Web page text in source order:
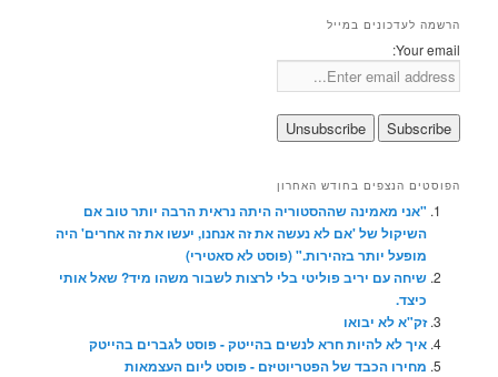
הרשמה לעדכונים במייל
Your email:
הפוסטים הנצפים בחודש האחרון
"אני מאמינה שההסטוריה היתה נראית הרבה יותר טוב אם
השיקול של 'אם לא נעשה את זה אנחנו, יעשו את זה אחרים' היה
מופעל יותר בזהירות." (פוסט לא סאטירי)
שיחה עם יריב פוליטי בלי לרצות לשבור משהו מיד? שאל אותי
כיצד.
זק"א לא יבואו
איך לא להיות חרא לנשים בהייטק - פוסט לגברים בהייטק
מחירו הכבד של הפטריוטיזם - פוסט ליום העצמאות